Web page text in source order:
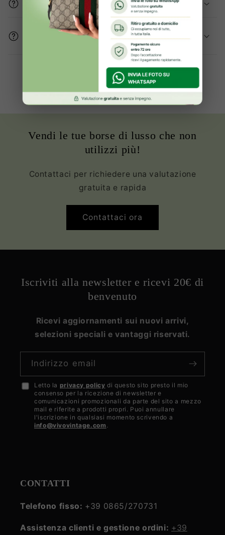
Gli articoli sono originali?
Come mi assicurate che le condizioni del
prodotto sono buone?
Oltre 2000+ clienti Soddisfatte ed
Innamorate della propria borsa
Vendi le tue borse di lusso che non
utilizzi più!
Contattaci per richiedere una valutazione
gratuita e rapida
Contattaci ora
Iscriviti alla newsletter e ricevi 20€ di
benvenuto
Ricevi aggiornamenti sui nuovi arrivi,
selezioni speciali e vantaggi riservati.
Indirizzo email
Accetto
privacy
policy
Letto la privacy policy di questo sito presto il mio
consenso per la ricezione di newsletter e
comunicazioni promozionali da parte del sito a mezzo
mail e riferite a prodotti propri. Puoi annullare
l'iscrizione in qualsiasi momento scrivendo a
info@vivovintage.com .
CONTATTI
Telefono fisso: +39 0865/270731
Assistenza clienti e gestione ordini: +39